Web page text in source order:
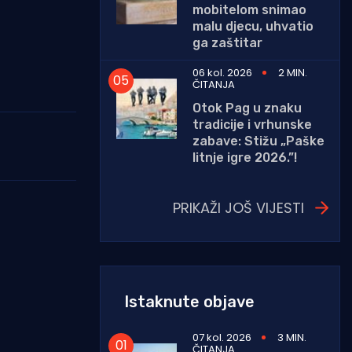
mobitelom snimao
malu djecu, uhvatio
ga zaštitar
06 kol. 2026
2 MIN.
ČITANJA
Otok Pag u znaku
tradicije i vrhunske
zabave: Stižu „Paške
litnje igre 2026.”!
PRIKAŽI JOŠ VIJESTI
Istaknute objave
07 kol. 2026 3 MIN.
ČITANJA